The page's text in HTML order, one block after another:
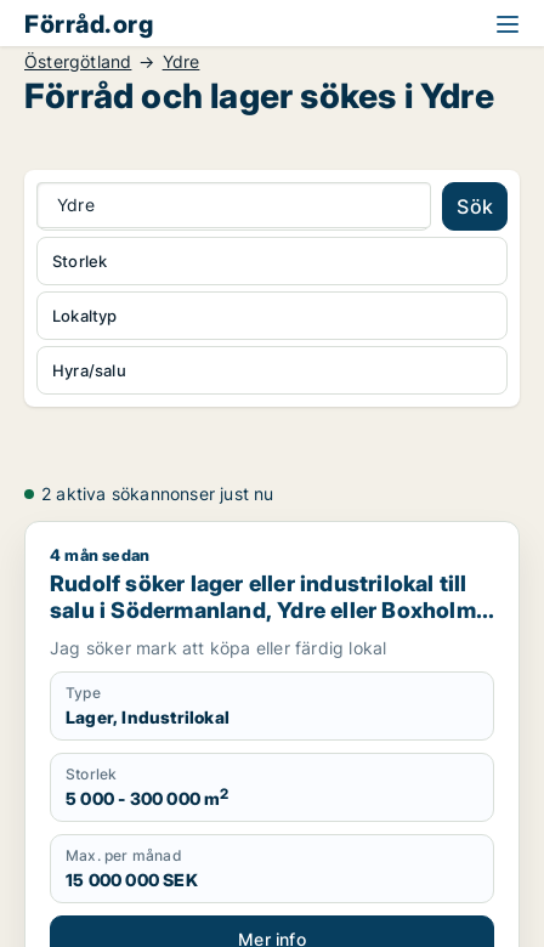
Förråd.org
Östergötland Ydre
Förråd och lager sökes i Ydre
Ydre Sök
Lokaltyp
Hyra/salu
Storlek
2 aktiva sökannonser just nu
Rudolf söker lager eller industrilokal till salu i
4 mån sedan
Rudolf söker lager eller industrilokal till
salu i Södermanland, Ydre eller Boxholm
m.fl.
Jag söker mark att köpa eller färdig lokal
Type
Lager, Industrilokal
Storlek
5 000 - 300 000 m2
Max. per månad
15 000 000 SEK
Mer info